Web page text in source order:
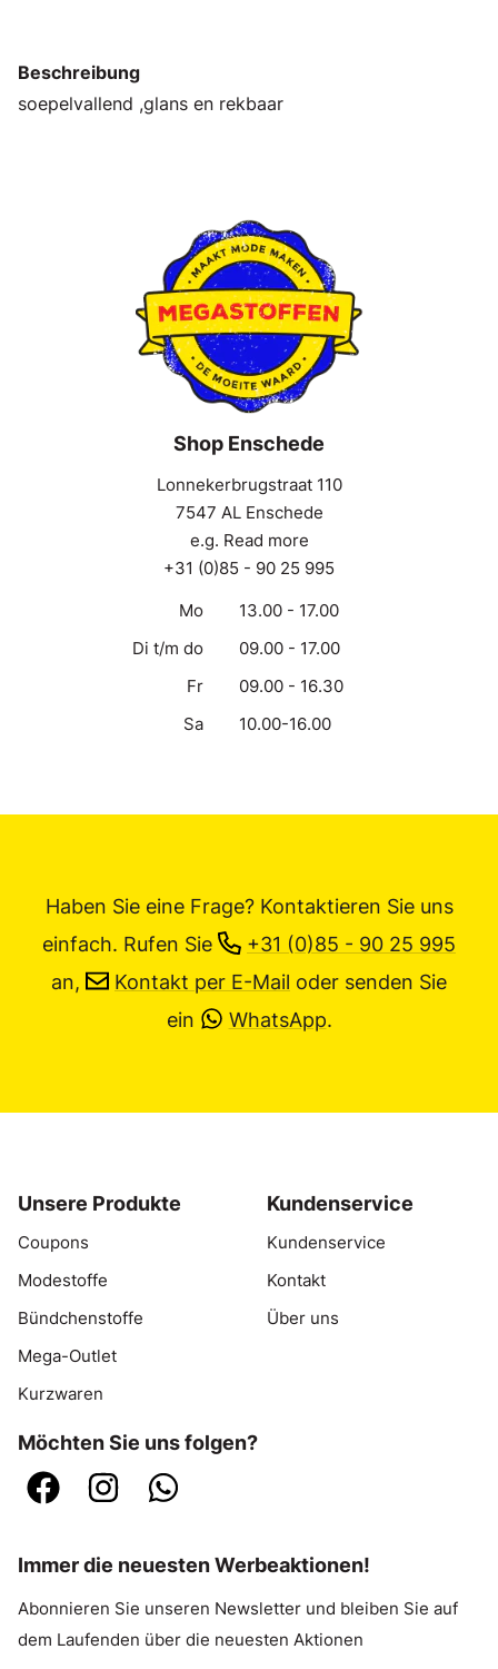
Beschreibung
soepelvallend ,glans en rekbaar
Shop Enschede
Lonnekerbrugstraat 110
7547 AL Enschede
e.g. Read more
+31 (0)85 - 90 25 995
Mo
13.00 - 17.00
Di t/m do
09.00 - 17.00
Fr
09.00 - 16.30
Sa
10.00-16.00
Haben Sie eine Frage? Kontaktieren Sie uns
einfach. Rufen Sie
+31 (0)85 - 90 25 995
an,
Kontakt per E-Mail oder senden Sie
ein
WhatsApp.
Unsere Produkte
Coupons
Modestoffe
Bündchenstoffe
Mega-Outlet
Kurzwaren
Kundenservice
Kundenservice
Kontakt
Über uns
Möchten Sie uns folgen?
Immer die neuesten Werbeaktionen!
Abonnieren Sie unseren Newsletter und bleiben Sie auf
dem Laufenden über die neuesten Aktionen